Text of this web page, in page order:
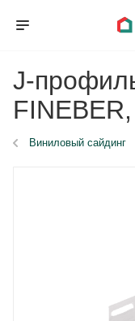
J-
Виниловый сайдинг